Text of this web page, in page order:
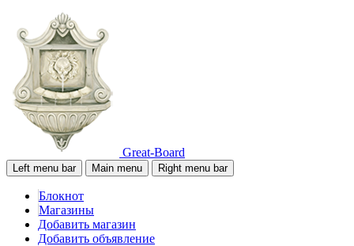
Great-Board
Left menu bar Main menu Right menu bar
Блокнот
Магазины
Добавить магазин
Добавить объявление